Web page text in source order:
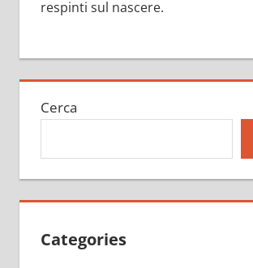
respinti sul nascere.
Cerca
Categories